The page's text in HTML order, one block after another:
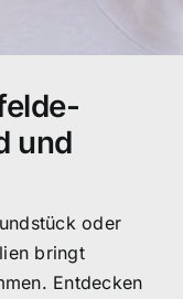
und
oder
bringt
Entdecken